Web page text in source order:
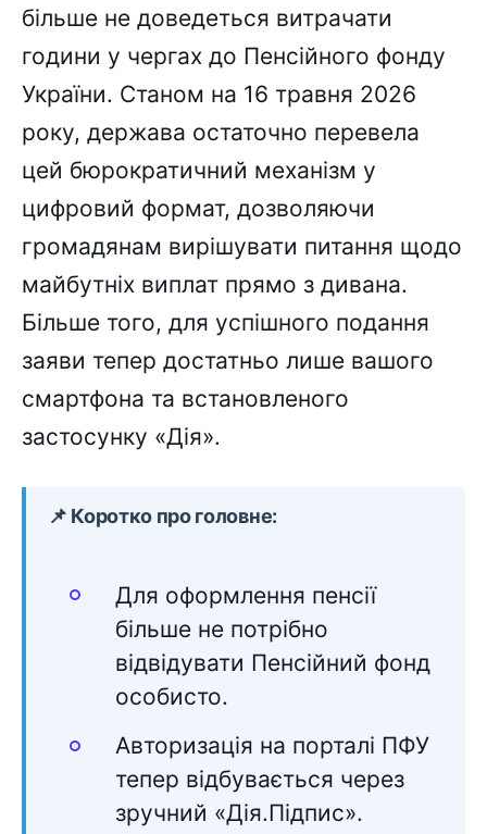
більше не доведеться витрачати
години у чергах до Пенсійного фонду
України. Станом на 16 травня 2026
року, держава остаточно перевела
цей бюрократичний механізм у
цифровий формат, дозволяючи
громадянам вирішувати питання щодо
майбутніх виплат прямо з дивана.
Більше того, для успішного подання
заяви тепер достатньо лише вашого
смартфона та встановленого
застосунку «Дія».
📌 Коротко про головне:
Для оформлення пенсії
більше не потрібно
відвідувати Пенсійний фонд
особисто.
Авторизація на порталі ПФУ
тепер відбувається через
зручний «Дія.Підпис».